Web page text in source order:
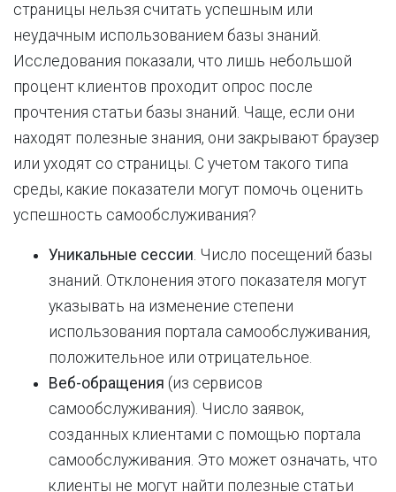
страницы нельзя считать успешным или
неудачным использованием базы знаний.
Исследования показали, что лишь небольшой
процент клиентов проходит опрос после
прочтения статьи базы знаний. Чаще, если они
находят полезные знания, они закрывают браузер
или уходят со страницы. С учетом такого типа
среды, какие показатели могут помочь оценить
успешность самообслуживания?
Уникальные сессии. Число посещений базы
знаний. Отклонения этого показателя могут
указывать на изменение степени
использования портала самообслуживания,
положительное или отрицательное.
Веб-обращения (из сервисов
самообслуживания). Число заявок,
созданных клиентами с помощью портала
самообслуживания. Это может означать, что
клиенты не могут найти полезные статьи